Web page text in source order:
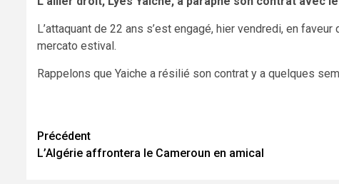
L’attaquant de 22 ans s’est engagé, hier vendredi, en
mercato estival.
Rappelons que Yaiche a résilié son contrat y a quelques
Navigation
d’article
Précédent
L’Algérie affrontera le Cameroun en amical